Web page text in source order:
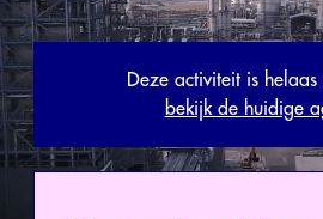
Deze activiteit is
bekijk de huidige